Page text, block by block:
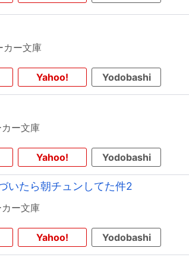
カー文庫
Yahoo! Yodobashi
ー文庫
Yahoo! Yodobashi
いたら朝チュンしてた件2
ー文庫
Yahoo! Yodobashi